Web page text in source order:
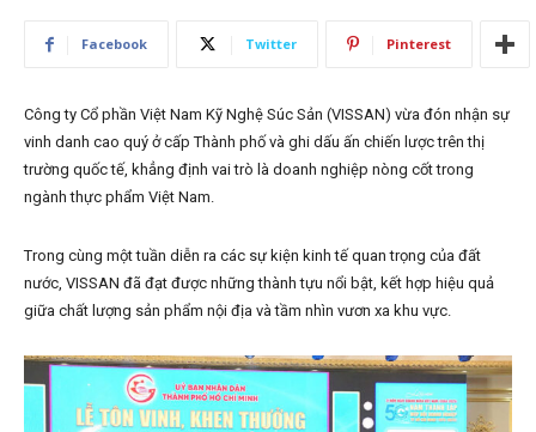
Facebook Twitter Pinterest
Công ty Cổ phần Việt Nam Kỹ Nghệ Súc Sản (VISSAN) vừa đón nhận sự
vinh danh cao quý ở cấp Thành phố và ghi dấu ấn chiến lược trên thị
trường quốc tế, khẳng định vai trò là doanh nghiệp nòng cốt trong
ngành thực phẩm Việt Nam.
Trong cùng một tuần diễn ra các sự kiện kinh tế quan trọng của đất
nước, VISSAN đã đạt được những thành tựu nổi bật, kết hợp hiệu quả
giữa chất lượng sản phẩm nội địa và tầm nhìn vươn xa khu vực.